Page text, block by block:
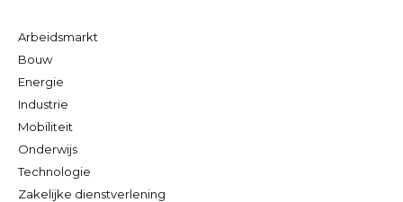
Arbeidsmarkt
Bouw
Energie
Industrie
Mobiliteit
Onderwijs
Technologie
Zakelijke dienstverlening